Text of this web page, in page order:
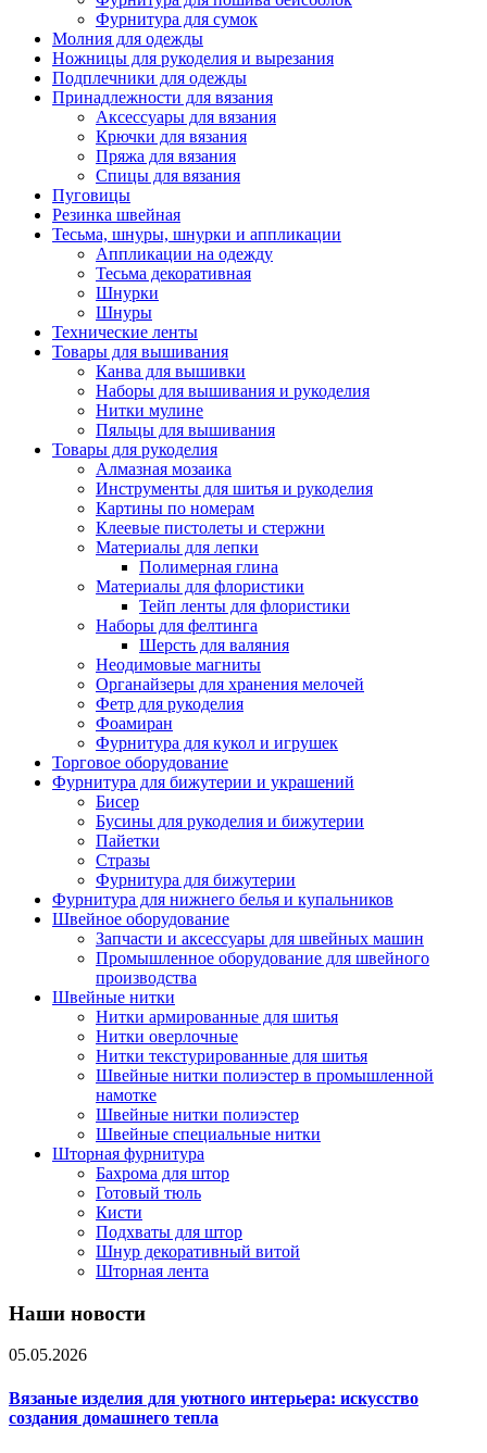
Фурнитура для сумок
Молния для одежды
Ножницы для рукоделия и вырезания
Подплечники для одежды
Принадлежности для вязания
Аксессуары для вязания
Крючки для вязания
Пряжа для вязания
Спицы для вязания
Пуговицы
Резинка швейная
Тесьма, шнуры, шнурки и аппликации
Аппликации на одежду
Тесьма декоративная
Шнурки
Шнуры
Технические ленты
Товары для вышивания
Канва для вышивки
Наборы для вышивания и рукоделия
Нитки мулине
Пяльцы для вышивания
Товары для рукоделия
Алмазная мозаика
Инструменты для шитья и рукоделия
Картины по номерам
Клеевые пистолеты и стержни
Материалы для лепки
Полимерная глина
Материалы для флористики
Тейп ленты для флористики
Наборы для фелтинга
Шерсть для валяния
Неодимовые магниты
Органайзеры для хранения мелочей
Фетр для рукоделия
Фоамиран
Фурнитура для кукол и игрушек
Торговое оборудование
Фурнитура для бижутерии и украшений
Бисер
Бусины для рукоделия и бижутерии
Пайетки
Стразы
Фурнитура для бижутерии
Фурнитура для нижнего белья и купальников
Швейное оборудование
Запчасти и аксессуары для швейных машин
Промышленное оборудование для швейного
производства
Швейные нитки
Нитки армированные для шитья
Нитки оверлочные
Нитки текстурированные для шитья
Швейные нитки полиэстер в промышленной
намотке
Швейные нитки полиэстер
Швейные специальные нитки
Шторная фурнитура
Бахрома для штор
Готовый тюль
Кисти
Подхваты для штор
Шнур декоративный витой
Шторная лента
Наши новости
05.05.2026
Вязаные изделия для уютного интерьера: искусство
создания домашнего тепла